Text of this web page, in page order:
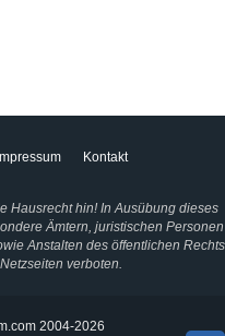
Impressum Kontakt
Hausrecht hin! In Ausübung dieses
Ämtern, juristischen Personen
Anstalten des öffentlichen Rechts
verboten.
2004-2026